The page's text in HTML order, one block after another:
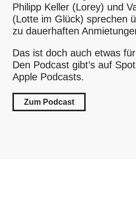
Philipp Keller (Lorey) und
(Lotte im Glück) sprechen
zu dauerhaften
Das ist doch auch etwas
Den Podcast gibt’s auf
Apple Podcasts.
Zum Podcast